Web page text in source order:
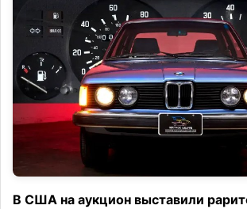
В США на аукцион выставили